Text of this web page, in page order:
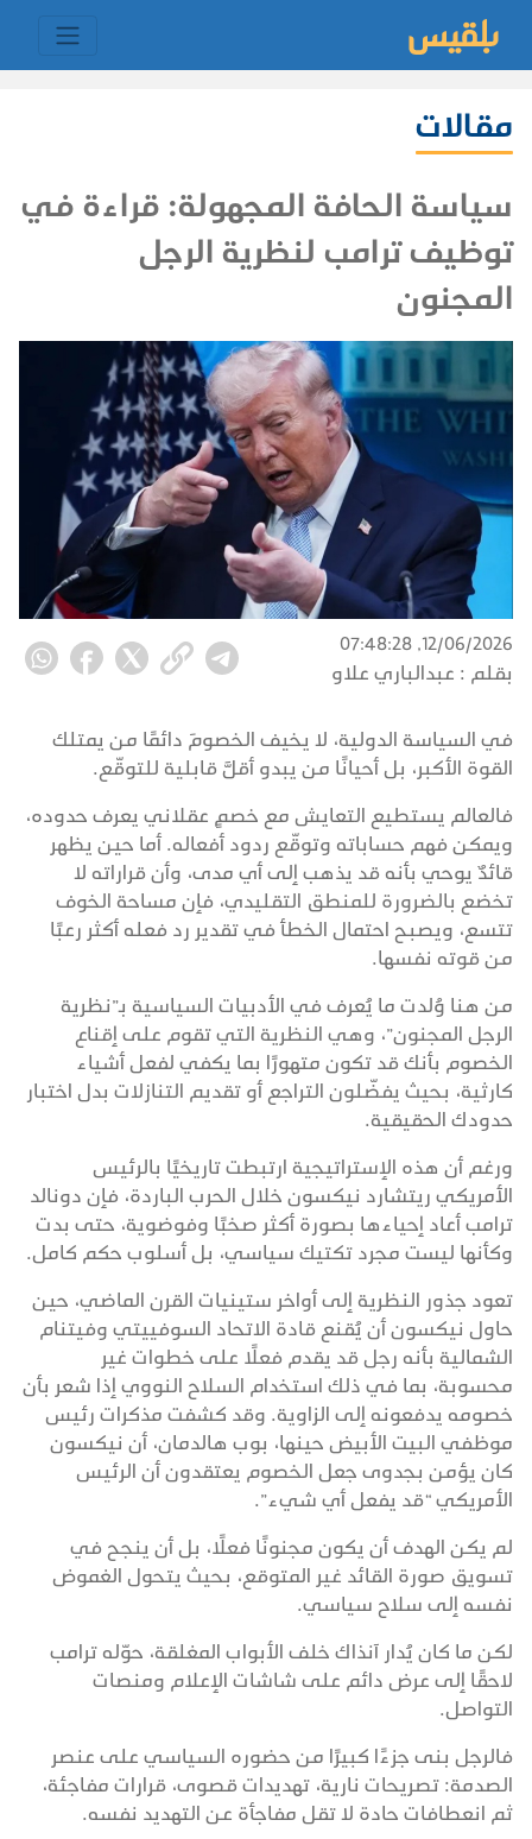
مقالات
سياسة الحافة المجهولة: قراءة في
توظيف ترامب لنظرية الرجل
المجنون
12/06/2026, 07:48:28
بقلم : عبدالباري علاو
في السياسة الدولية، لا يخيف الخصومَ دائمًا من يمتلك
القوة الأكبر، بل أحيانًا من يبدو أقلَّ قابلية للتوقّع.
فالعالم يستطيع التعايش مع خصمٍ عقلاني يعرف حدوده،
ويمكن فهم حساباته وتوقّع ردود أفعاله. أما حين يظهر
قائدٌ يوحي بأنه قد يذهب إلى أي مدى، وأن قراراته لا
تخضع بالضرورة للمنطق التقليدي، فإن مساحة الخوف
تتسع، ويصبح احتمال الخطأ في تقدير رد فعله أكثر رعبًا
من قوته نفسها.
من هنا وُلدت ما يُعرف في الأدبيات السياسية بـ”نظرية
الرجل المجنون”، وهي النظرية التي تقوم على إقناع
الخصوم بأنك قد تكون متهورًا بما يكفي لفعل أشياء
كارثية، بحيث يفضّلون التراجع أو تقديم التنازلات بدل اختبار
حدودك الحقيقية.
ورغم أن هذه الإستراتيجية ارتبطت تاريخيًا بالرئيس
الأمريكي ريتشارد نيكسون خلال الحرب الباردة، فإن دونالد
ترامب أعاد إحياءها بصورة أكثر صخبًا وفوضوية، حتى بدت
وكأنها ليست مجرد تكتيك سياسي، بل أسلوب حكم كامل.
تعود جذور النظرية إلى أواخر ستينيات القرن الماضي، حين
حاول نيكسون أن يُقنع قادة الاتحاد السوفييتي وفيتنام
الشمالية بأنه رجل قد يقدم فعلًا على خطوات غير
محسوبة، بما في ذلك استخدام السلاح النووي إذا شعر بأن
خصومه يدفعونه إلى الزاوية. وقد كشفت مذكرات رئيس
موظفي البيت الأبيض حينها، بوب هالدمان، أن نيكسون
كان يؤمن بجدوى جعل الخصوم يعتقدون أن الرئيس
الأمريكي “قد يفعل أي شيء”.
لم يكن الهدف أن يكون مجنونًا فعلًا، بل أن ينجح في
تسويق صورة القائد غير المتوقع، بحيث يتحول الغموض
نفسه إلى سلاح سياسي.
لكن ما كان يُدار آنذاك خلف الأبواب المغلقة، حوّله ترامب
لاحقًا إلى عرض دائم على شاشات الإعلام ومنصات
التواصل.
فالرجل بنى جزءًا كبيرًا من حضوره السياسي على عنصر
الصدمة: تصريحات نارية، تهديدات قصوى، قرارات مفاجئة،
ثم انعطافات حادة لا تقل مفاجأة عن التهديد نفسه.